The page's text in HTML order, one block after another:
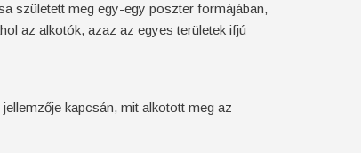
született meg egy-egy poszter formájában,
az alkotók, azaz az egyes területek ifjú
kapcsán, mit alkotott meg az